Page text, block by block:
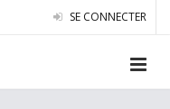
SE CONNECTER